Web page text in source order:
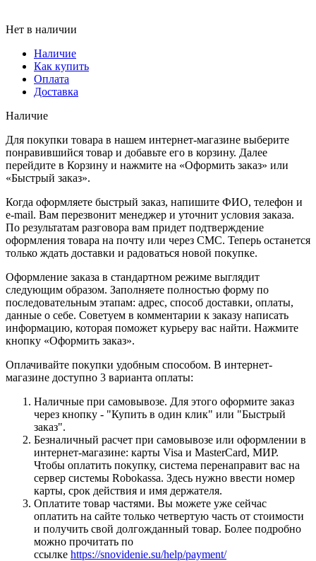
Нет в наличии
Наличие
Как купить
Оплата
Доставка
Наличие
Для покупки товара в нашем интернет-магазине выберите
понравившийся товар и добавьте его в корзину. Далее
перейдите в Корзину и нажмите на «Оформить заказ» или
«Быстрый заказ».
Когда оформляете быстрый заказ, напишите ФИО, телефон и
e-mail. Вам перезвонит менеджер и уточнит условия заказа.
По результатам разговора вам придет подтверждение
оформления товара на почту или через СМС. Теперь останется
только ждать доставки и радоваться новой покупке.
Оформление заказа в стандартном режиме выглядит
следующим образом. Заполняете полностью форму по
последовательным этапам: адрес, способ доставки, оплаты,
данные о себе. Советуем в комментарии к заказу написать
информацию, которая поможет курьеру вас найти. Нажмите
кнопку «Оформить заказ».
Оплачивайте покупки удобным способом. В интернет-
магазине доступно 3 варианта оплаты:
Наличные при самовывозе. Для этого оформите заказ
через кнопку - "Купить в один клик" или "Быстрый
заказ".
Безналичный расчет при самовывозе или оформлении в
интернет-магазине: карты Visa и MasterCard, МИР.
Чтобы оплатить покупку, система перенаправит вас на
сервер системы Robokassa. Здесь нужно ввести номер
карты, срок действия и имя держателя.
Оплатите товар частями. Вы можете уже сейчас
оплатить на сайте только четвертую часть от стоимости
и получить свой долгожданный товар. Более подробно
можно прочитать по
ссылке https://snovidenie.su/help/payment/